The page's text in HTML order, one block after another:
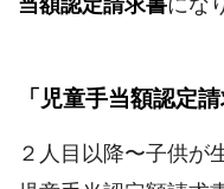
当額認定請求書にな
「児童手当額認定
２人目以降〜子供が